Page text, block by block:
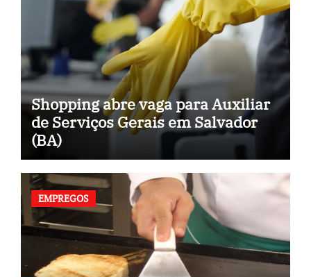
Shopping abre vaga para Auxiliar
de Serviços Gerais em Salvador
(BA)
EMPREGOS